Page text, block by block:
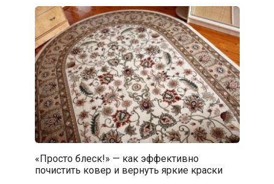
«Просто блеск!» — как эффективно
почистить ковер и вернуть яркие краски